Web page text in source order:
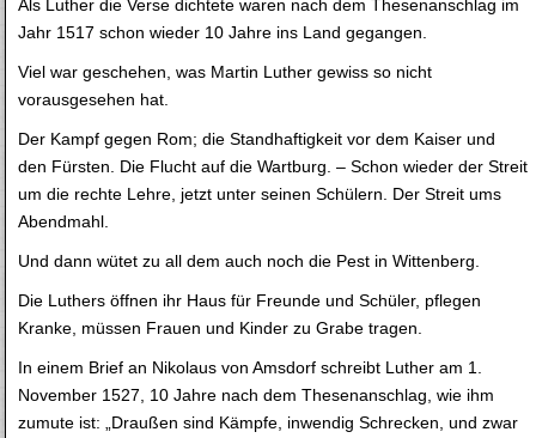
Als Luther die Verse dichtete waren nach dem Thesenanschlag im
Jahr 1517 schon wieder 10 Jahre ins Land gegangen.
Viel war geschehen, was Martin Luther gewiss so nicht
vorausgesehen hat.
Der Kampf gegen Rom; die Standhaftigkeit vor dem Kaiser und
den Fürsten. Die Flucht auf die Wartburg. – Schon wieder der Streit
um die rechte Lehre, jetzt unter seinen Schülern. Der Streit ums
Abendmahl.
Und dann wütet zu all dem auch noch die Pest in Wittenberg.
Die Luthers öffnen ihr Haus für Freunde und Schüler, pflegen
Kranke, müssen Frauen und Kinder zu Grabe tragen.
In einem Brief an Nikolaus von Amsdorf schreibt Luther am 1.
November 1527, 10 Jahre nach dem Thesenanschlag, wie ihm
zumute ist: „Draußen sind Kämpfe, inwendig Schrecken, und zwar